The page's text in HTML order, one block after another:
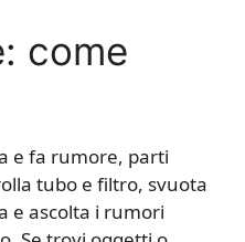
come
e fa rumore, parti
tubo e filtro, svuota
e ascolta i rumori